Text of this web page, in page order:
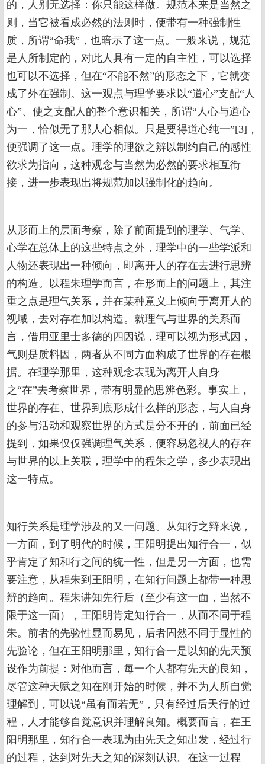
的，人别无选择：你只能这样做。规范本来是当然之
则，当它被看成必然的法则时，便带有一种强制性
质，所谓“命我”，也暗示了这一点。一般来说，规范
是人所制定的，对此人具有一定的自主性，可以选择
也可以不选择，但在“不能不然”的形态之下，它就变
成了外在强制。这一观点与理学要求以“道心”支配“人
心”、使之支配人的整个意识相关，所谓“人心与道心
为一，恰似无了那人心相似。只是要得道心纯一”[3]，
便强调了这一点。理学的理欲之辨以制约自己的感性
欲求为指向，这种观念与当然为必然的要求相互衔
接，进一步表现出将规范加以强制化的趋向。
从形而上的层面考察，除了前面提到的理学、气学、
心学在总体上的这些特点之外，理学中的一些学派和
人物还表现出一种倾向，即离开人的存在去进行思辨
的构造。以程朱理学而言，在形而上的问题上，其注
重之点是理气关系，并在某种意义上倾向于离开人的
视域，去对存在加以构造。就理气与世界的关系而
言，借用亚里士多德的四因说，理可以视为形式因，
气则是质料因，两者从不同方面构成了世界的存在根
据。在理学那里，这种观念表现为离开人自身
之“在”去考察世界，带有明显的思辨色彩。事实上，
世界的存在、世界到底形成什么样的形态，与人自身
的参与活动和观察世界的方式是分不开的，前面已经
提到，如果仅仅强调理气关系，便容易忽视人的存在
与世界的以上关联，理学中的程朱之学，多少表现出
这一特点。
知行关系是理学涉及的又一问题。从知行之辩来说，
一方面，到了明代的时候，王阳明提出知行合一，似
乎肯定了知和行之间的统一性，但是另一方面，也需
要注意，从程朱到王阳明，在知行问题上都带一种思
辨的趋向。程朱讲知先行后（至少有这一面，当然不
限于这一面），王阳明肯定知行合一，从而不同于程
朱。前者的先验性显而易见，后者固然不同于显性的
先验论，但在王阳明那里，知行合一是以知的先天预
设作为前提：对他而言，每一个人都有先天的良知，
尽管这种天赋之知在刚开始的时候，并不为人所自觉
理解到，可以说“虽有而若无”，只有经过后天行的过
程，人才能够自觉意识并理解良知。概要而言，在王
阳明那里，知行合一表现为由先天之知出发，经过行
的过程，达到对先天之知的深刻认识。在这一过程